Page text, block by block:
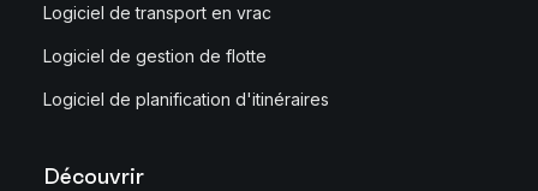
Logiciel de transport en vrac
Logiciel de gestion de flotte
Logiciel de planification d'itinéraires
Découvrir